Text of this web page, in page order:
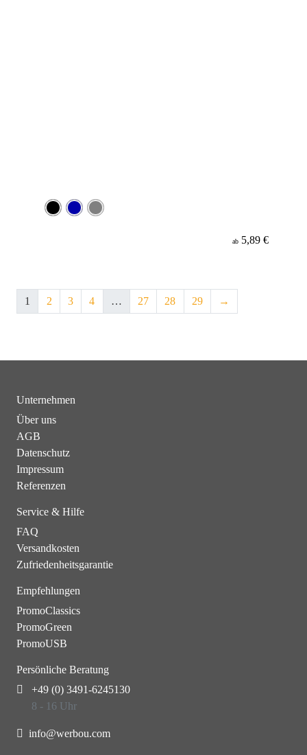
ab 5,89 €
1 2 3 4 … 27 28 29 →
Unternehmen
Über uns
AGB
Datenschutz
Impressum
Referenzen
Service & Hilfe
FAQ
Versandkosten
Zufriedenheitsgarantie
Empfehlungen
PromoClassics
PromoGreen
PromoUSB
Persönliche Beratung
+49 (0) 3491-6245130
8 - 16 Uhr
info@werbou.com